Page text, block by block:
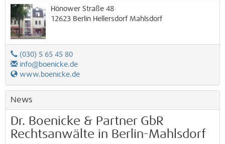
Hönower Straße 48
12623 Berlin Hellersdorf Mahlsdorf
(030) 5 65 45 80
info@boenicke.de
www.boenicke.de
News
Dr. Boenicke & Partner GbR
Rechtsanwälte in Berlin-Mahlsdorf